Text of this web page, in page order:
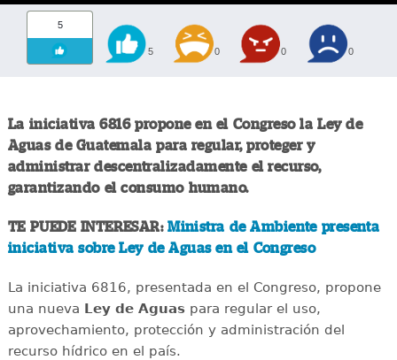
5
5 0 0 0
La iniciativa 6816 propone en el Congreso la Ley de
Aguas de Guatemala para regular, proteger y
administrar descentralizadamente el recurso,
garantizando el consumo humano.
TE PUEDE INTERESAR:Ministra de Ambiente presenta
iniciativa sobre Ley de Aguas en el Congreso
La iniciativa 6816, presentada en el Congreso, propone
una nueva Ley de Aguaspara regular el uso,
aprovechamiento, protección y administración del
recurso hídrico en el país.